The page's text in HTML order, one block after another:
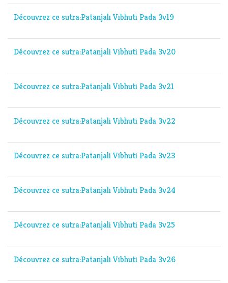
Découvrez ce sutra:Patanjali Vibhuti Pada 3v19
Découvrez ce sutra:Patanjali Vibhuti Pada 3v20
Découvrez ce sutra:Patanjali Vibhuti Pada 3v21
Découvrez ce sutra:Patanjali Vibhuti Pada 3v22
Découvrez ce sutra:Patanjali Vibhuti Pada 3v23
Découvrez ce sutra:Patanjali Vibhuti Pada 3v24
Découvrez ce sutra:Patanjali Vibhuti Pada 3v25
Découvrez ce sutra:Patanjali Vibhuti Pada 3v26